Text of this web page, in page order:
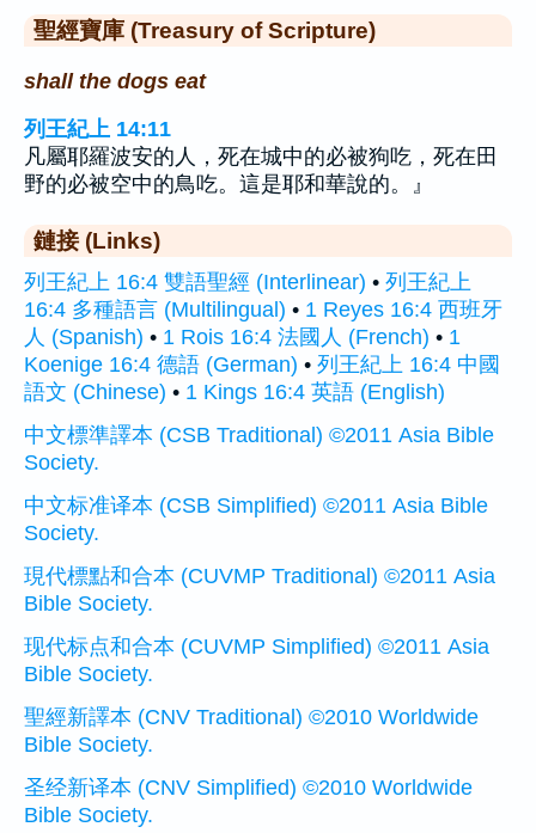
聖經寶庫 (Treasury of Scripture)
shall the dogs eat
列王紀上 14:11
凡屬耶羅波安的人，死在城中的必被狗吃，死在田
野的必被空中的鳥吃。這是耶和華說的。』
鏈接 (Links)
列王紀上 16:4 雙語聖經 (Interlinear) • 列王紀上
16:4 多種語言 (Multilingual) • 1 Reyes 16:4 西班牙
人 (Spanish) • 1 Rois 16:4 法國人 (French) • 1
Koenige 16:4 德語 (German) • 列王紀上 16:4 中國
語文 (Chinese) • 1 Kings 16:4 英語 (English)
中文標準譯本 (CSB Traditional) ©2011 Asia Bible
Society.
中文标准译本 (CSB Simplified) ©2011 Asia Bible
Society.
現代標點和合本 (CUVMP Traditional) ©2011 Asia
Bible Society.
现代标点和合本 (CUVMP Simplified) ©2011 Asia
Bible Society.
聖經新譯本 (CNV Traditional) ©2010 Worldwide
Bible Society.
圣经新译本 (CNV Simplified) ©2010 Worldwide
Bible Society.